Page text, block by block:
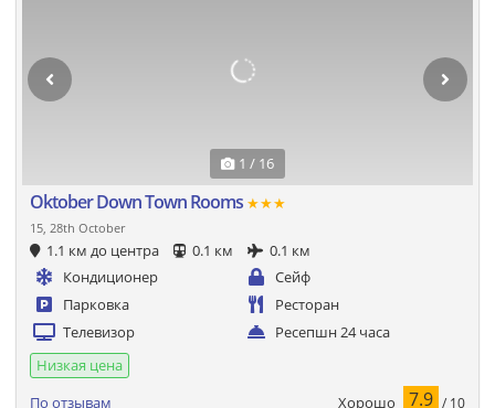
1 / 16
Oktober Down Town Rooms ★★★
15, 28th October
1.1 км до центра 0.1 км
0.1 км
Кондиционер
Сейф
Парковка
Ресторан
Телевизор
Ресепшн 24 часа
Низкая цена
По отзывам
Хорошо 7.9 / 10